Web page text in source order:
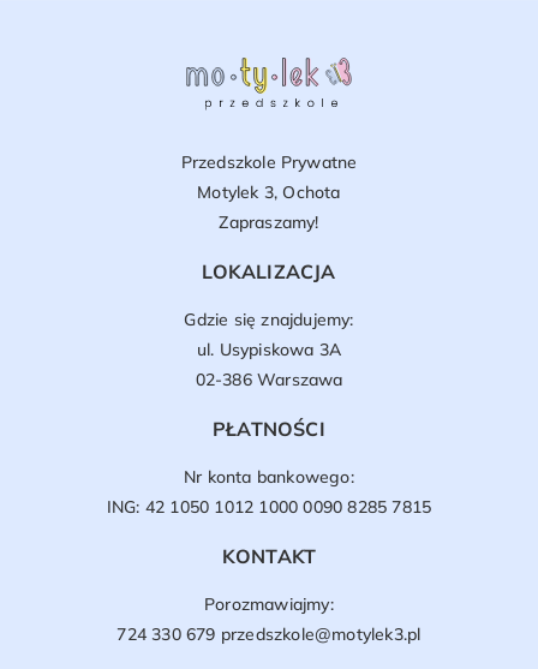
Przedszkole Prywatne
Motylek 3, Ochota
Zapraszamy!
LOKALIZACJA
Gdzie się znajdujemy:
ul. Usypiskowa 3A
02-386 Warszawa
PŁATNOŚCI
Nr konta bankowego:
ING: 42 1050 1012 1000 0090 8285 7815
KONTAKT
Porozmawiajmy:
724 330 679 przedszkole@motylek3.pl